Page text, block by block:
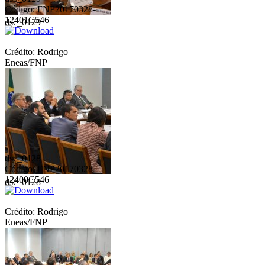
dsc_0129
Código: FNP20170328-
12401C546
Crédito: Rodrigo
Eneas/FNP
dsc_0128
dsc_0128
Código: FNP20170328-
12400C546
Crédito: Rodrigo
Eneas/FNP